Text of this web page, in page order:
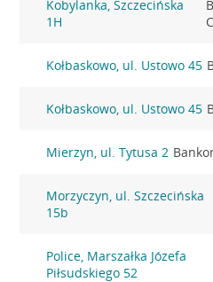
Kobylanka, Szczecińska
1H
Kołbaskowo, ul. Ustowo 45
Kołbaskowo, ul. Ustowo 45
Mierzyn, ul. Tytusa 2
Morzyczyn, ul. Szczecińska
15b
Police, Marszałka Józefa
Piłsudskiego 52